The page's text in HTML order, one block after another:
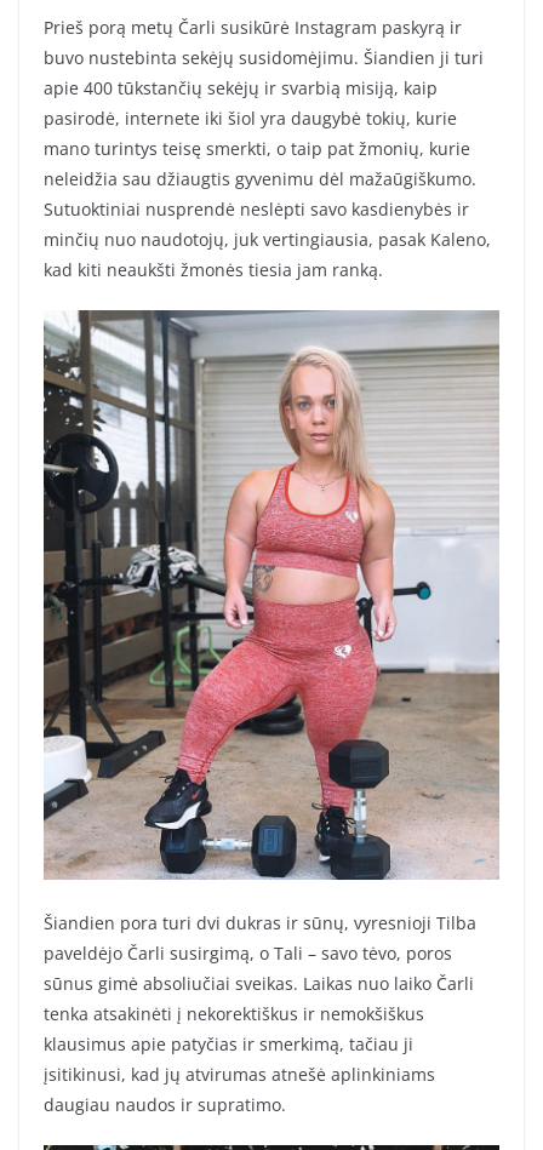
Prieš porą metų Čarli susikūrė Instagram paskyrą ir
buvo nustebinta sekėjų susidomėjimu. Šiandien ji turi
apie 400 tūkstančių sekėjų ir svarbią misiją, kaip
pasirodė, internete iki šiol yra daugybė tokių, kurie
mano turintys teisę smerkti, o taip pat žmonių, kurie
neleidžia sau džiaugtis gyvenimu dėl mažaūgiškumo.
Sutuoktiniai nusprendė neslėpti savo kasdienybės ir
minčių nuo naudotojų, juk vertingiausia, pasak Kaleno,
kad kiti neaukšti žmonės tiesia jam ranką.
Šiandien pora turi dvi dukras ir sūnų, vyresnioji Tilba
paveldėjo Čarli susirgimą, o Tali – savo tėvo, poros
sūnus gimė absoliučiai sveikas. Laikas nuo laiko Čarli
tenka atsakinėti į nekorektiškus ir nemokšiškus
klausimus apie patyčias ir smerkimą, tačiau ji
įsitikinusi, kad jų atvirumas atnešė aplinkiniams
daugiau naudos ir supratimo.